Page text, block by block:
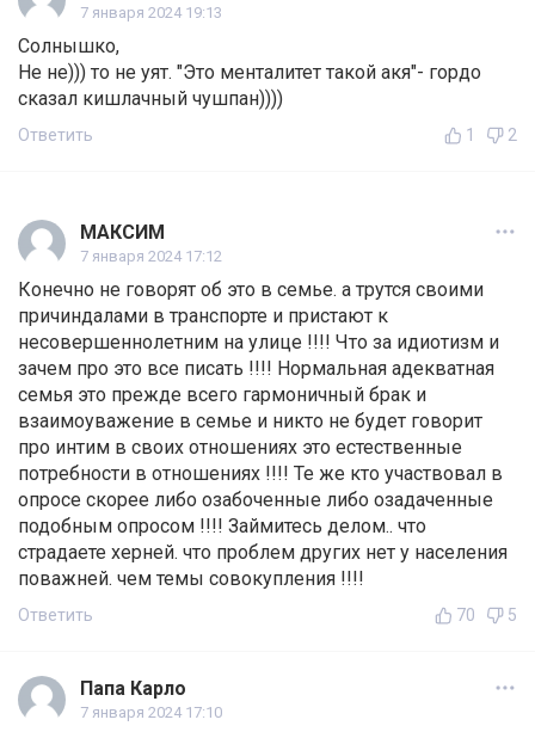
7 января 2024 19:13
Солнышко,
Не не))) то не уят. "Это менталитет такой акя"- гордо
сказал кишлачный чушпан))))
Ответить 1 2
МАКСИМ
7 января 2024 17:12
Конечно не говорят об это в семье. а трутся своими
причиндалами в транспорте и пристают к
несовершеннолетним на улице !!!! Что за идиотизм и
зачем про это все писать !!!! Нормальная адекватная
семья это прежде всего гармоничный брак и
взаимоуважение в семье и никто не будет говорит
про интим в своих отношениях это естественные
потребности в отношениях !!!! Те же кто участвовал в
опросе скорее либо озабоченные либо озадаченные
подобным опросом !!!! Займитесь делом.. что
страдаете херней. что проблем других нет у населения
поважней. чем темы совокупления !!!!
Ответить 70 5
Папа Карло
7 января 2024 17:10